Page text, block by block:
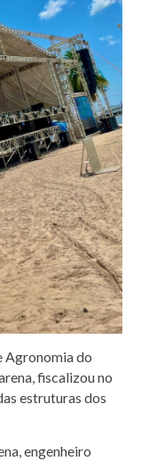
Agronomia do
fiscalizou no
estruturas dos
engenheiro